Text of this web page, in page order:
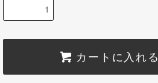
カートに入れる